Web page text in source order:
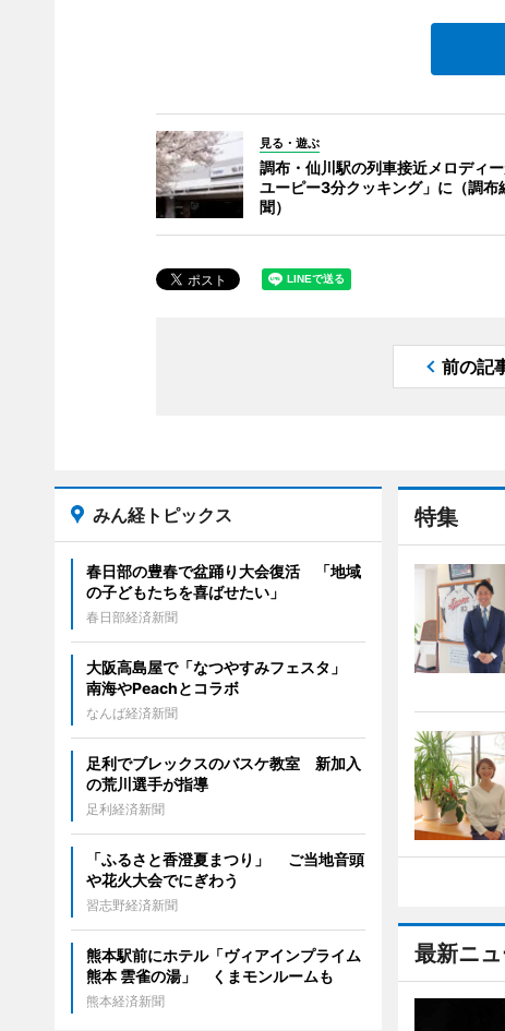
見る・遊ぶ
調布・仙川駅の列車接近メロディ
ユーピー3分クッキング」に（調布
聞）
前の記
特集
最新ニ
みん経トピックス
春日部の豊春で盆踊り大会復活 「地域
の子どもたちを喜ばせたい」
春日部経済新聞
大阪高島屋で「なつやすみフェスタ」
南海やPeachとコラボ
なんば経済新聞
足利でブレックスのバスケ教室 新加入
の荒川選手が指導
足利経済新聞
「ふるさと香澄夏まつり」 ご当地音頭
や花火大会でにぎわう
習志野経済新聞
熊本駅前にホテル「ヴィアインプライム
熊本 雲雀の湯」 くまモンルームも
熊本経済新聞